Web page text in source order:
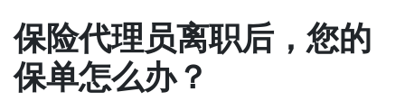
保险代理员离职后，您的
保单怎么办？